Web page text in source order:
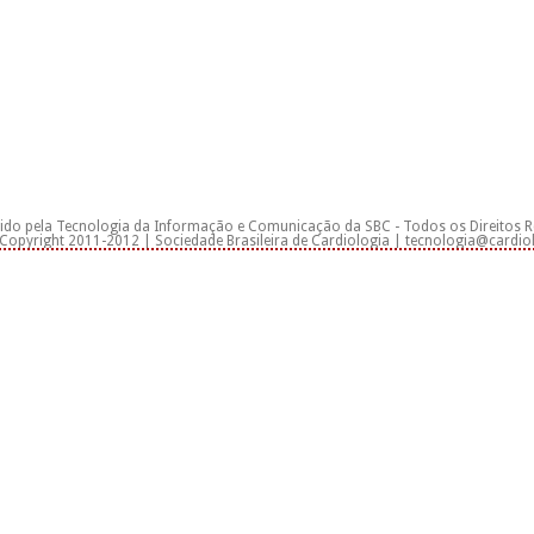
pela Tecnologia da Informação e Comunicação da SBC - Todos os Direitos
2011-2012 | Sociedade Brasileira de Cardiologia |